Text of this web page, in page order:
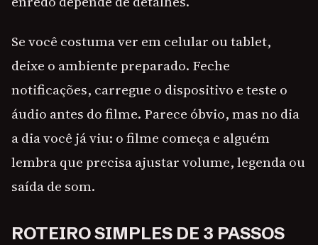
Se você costuma ver em celular ou tablet,
deixe o ambiente preparado. Feche
notificações, carregue o dispositivo e teste o
áudio antes do filme. Parece óbvio, mas no dia
a dia você já viu: o filme começa e alguém
lembra que precisa ajustar volume, legenda ou
saída de som.
ROTEIRO SIMPLES DE 3 PASSOS